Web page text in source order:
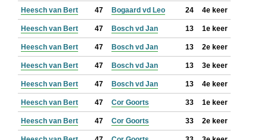
Heesch van Bert 47 Bogaard vd Leo 24 4e keer
Heesch van Bert 47 Bosch vd Jan 13 1e keer
Heesch van Bert 47 Bosch vd Jan 13 2e keer
Heesch van Bert 47 Bosch vd Jan 13 3e keer
Heesch van Bert 47 Bosch vd Jan 13 4e keer
Heesch van Bert 47 Cor Goorts 33 1e keer
Heesch van Bert 47 Cor Goorts 33 2e keer